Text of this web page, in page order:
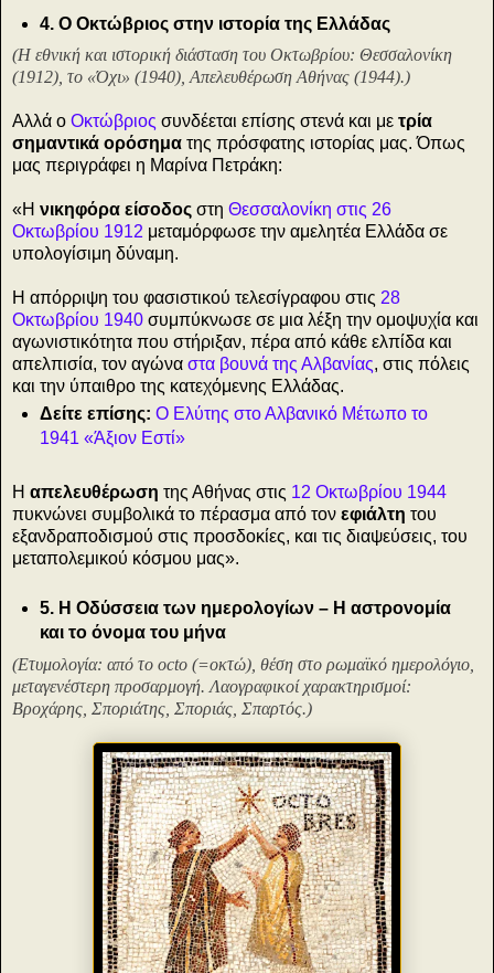
4. Ο Οκτώβριος στην ιστορία της Ελλάδας
(Η εθνική και ιστορική διάσταση του Οκτωβρίου: Θεσσαλονίκη
(1912), το «Όχι» (1940), Απελευθέρωση Αθήνας (1944).)
Αλλά ο Οκτώβριος συνδέεται επίσης στενά και με τρία
σημαντικά ορόσημα της πρόσφατης ιστορίας μας. Όπως
μας περιγράφει η Μαρίνα Πετράκη:
«Η νικηφόρα είσοδος στη Θεσσαλονίκη στις 26
Οκτωβρίου 1912 μεταμόρφωσε την αμελητέα Ελλάδα σε
υπολογίσιμη δύναμη.
Η απόρριψη του φασιστικού τελεσίγραφου στις 28
Οκτωβρίου 1940 συμπύκνωσε σε μια λέξη την ομοψυχία και
αγωνιστικότητα που στήριξαν, πέρα από κάθε ελπίδα και
απελπισία, τον αγώνα στα βουνά της Αλβανίας, στις πόλεις
και την ύπαιθρο της κατεχόμενης Ελλάδας.
Δείτε επίσης: Ο Ελύτης στο Αλβανικό Μέτωπο το
1941 «Άξιον Εστί»
Η απελευθέρωση της Αθήνας στις 12 Οκτωβρίου 1944
πυκνώνει συμβολικά το πέρασμα από τον εφιάλτη του
εξανδραποδισμού στις προσδοκίες, και τις διαψεύσεις, του
μεταπολεμικού κόσμου μας».
5. Η Οδύσσεια των ημερολογίων – Η αστρονομία
και το όνομα του μήνα
(Ετυμολογία: από το octo (=οκτώ), θέση στο ρωμαϊκό ημερολόγιο,
μεταγενέστερη προσαρμογή. Λαογραφικοί χαρακτηρισμοί:
Βροχάρης, Σποριάτης, Σποριάς, Σπαρτός.)